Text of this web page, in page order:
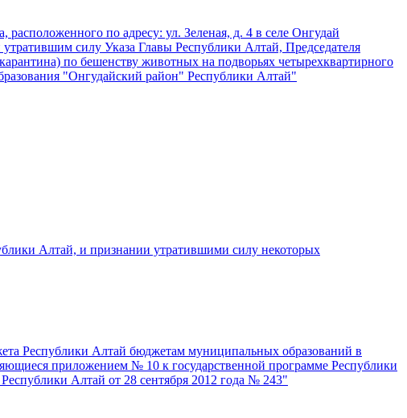
по адресу: ул. Зеленая, д. 4 в селе Онгудай
силу Указа Главы Республики Алтай, Председателя
по бешенству животных на подворьях четырехквартирного
"Онгудайский район" Республики Алтай"
Алтай, и признании утратившими силу некоторых
Республики Алтай бюджетам муниципальных образований в
приложением № 10 к государственной программе Республики
Алтай от 28 сентября 2012 года № 243"